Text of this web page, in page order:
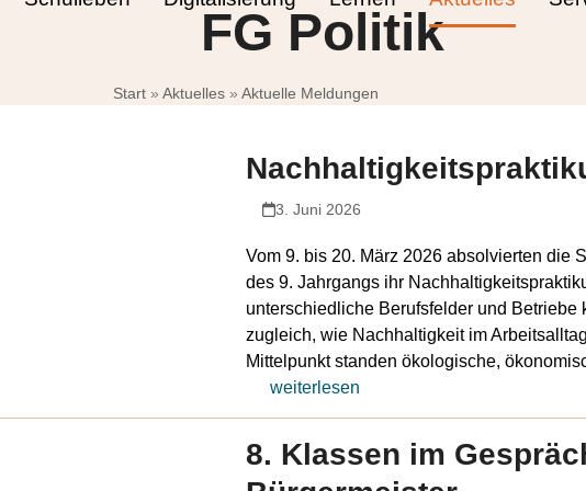
FG Politik
Start » Aktuelles » Aktuelle Meldungen
3. Juni 2026
Vom 9. bis 20. März 2026 absolvierten die
des 9. Jahrgangs ihr
unterschiedliche Berufsfelder und Betriebe
zugleich, wie Nachhaltigkeit im
Mittelpunkt standen ökologische,
weiterlesen
8. Klassen im